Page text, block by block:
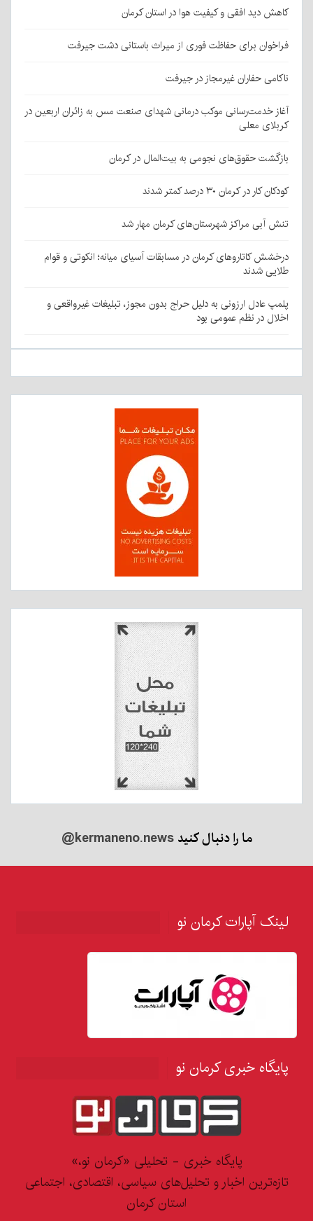
کاهش دید افقی و کیفیت هوا در استان کرمان
فراخوان برای حفاظت فوری از میراث باستانی دشت جیرفت
ناکامی حفاران غیرمجاز در جیرفت
آغاز خدمت‌رسانی موکب درمانی شهدای صنعت مس به زائران اربعین در
کربلای معلی
بازگشت حقوق‌های نجومی به بیت‌المال در کرمان
کودکان کار در کرمان ۳۰ درصد کمتر شدند
تنش آبی مراکز شهرستان‌های کرمان مهار شد
درخشش کاتاروهای کرمان در مسابقات آسیای میانه؛ انکوتی و قوام
طلایی شدند
پلمپ عادل ارزونی به دليل حراج بدون مجوز، تبليغات غیرواقعی و
اخلال در نظم عمومی بود
ما را دنبال کنید@kermaneno.news
لینک آپارات کرمان نو
پایگاه خبری کرمان نو
پایگاه خبری - تحلیلی «کرمان نو،»
تازه‌ترین اخبار و تحلیل‌های سیاسی، اقتصادی، اجتماعی
استان کرمان